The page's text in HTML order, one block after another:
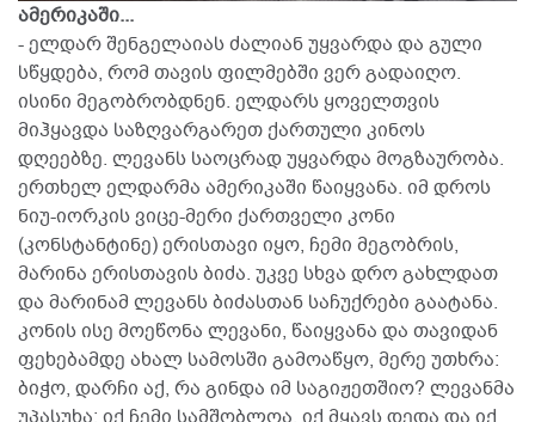
ამერიკაში...
- ელდარ შენგელაიას ძალიან უყვარდა და გული
სწყდება, რომ თავის ფილმებში ვერ გადაიღო.
ისინი მეგობრობდნენ. ელდარს ყოველთვის
მიჰყავდა საზღვარგარეთ ქართული კინოს
დღეებზე. ლევანს საოცრად უყვარდა მოგზაურობა.
ერთხელ ელდარმა ამერიკაში წაიყვანა. იმ დროს
ნიუ-იორკის ვიცე-მერი ქართველი კონი
(კონსტანტინე) ერისთავი იყო, ჩემი მეგობრის,
მარინა ერისთავის ბიძა. უკვე სხვა დრო გახლდათ
და მარინამ ლევანს ბიძასთან საჩუქრები გაატანა.
კონის ისე მოეწონა ლევანი, წაიყვანა და თავიდან
ფეხებამდე ახალ სამოსში გამოაწყო, მერე უთხრა:
ბიჭო, დარჩი აქ, რა გინდა იმ საგიჟეთშიო? ლევანმა